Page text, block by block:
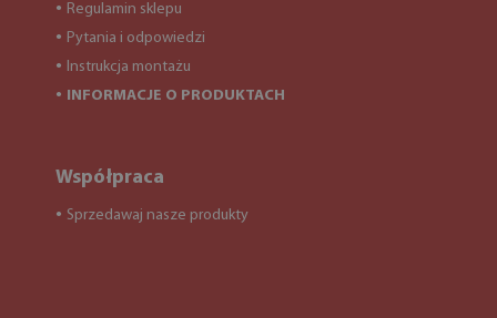
● Regulamin sklepu
● Pytania i odpowiedzi
● Instrukcja montażu
● INFORMACJE O PRODUKTACH
Współpraca
● Sprzedawaj nasze produkty